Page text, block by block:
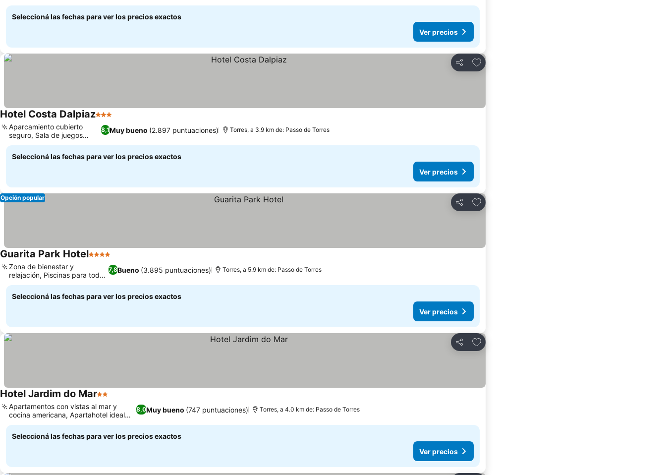
Seleccioná las fechas para ver los precios exactos
Ver precios
Compartir
Añadir a favoritos
Hotel Costa Dalpiaz3 Estrellas
8,1Muy bueno (2.897 puntuaciones)
Aparcamiento cubierto
seguro, Sala de juegos
familiar
Torres, a 3.9 km de: Passo de Torres
Seleccioná las fechas para ver los precios exactos
Ver precios
Compartir
Añadir a favoritos
Opción popular
Guarita Park Hotel4 Estrellas
7,8Bueno (3.895 puntuaciones)
Zona de bienestar y
relajación, Piscinas para todo
el año
Torres, a 5.9 km de: Passo de Torres
Seleccioná las fechas para ver los precios exactos
Ver precios
Compartir
Añadir a favoritos
Hotel Jardim do Mar2 Estrellas
8,0Muy bueno (747 puntuaciones)
Apartamentos con vistas al mar y
cocina americana, Apartahotel ideal
para familias
Torres, a 4.0 km de: Passo de Torres
Seleccioná las fechas para ver los precios exactos
Ver precios